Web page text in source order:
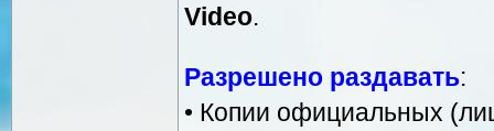
Video.
Разрешено раздавать:
• Копии официальных